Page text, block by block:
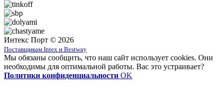
Интекс Порт © 2026
Поставщикам Intex и Bestway
Мы обязаны сообщить, что наш сайт использует cookies. Они
необходимы для оптимальной работы. Вас это устраивает?
Политики конфиденциальности OK